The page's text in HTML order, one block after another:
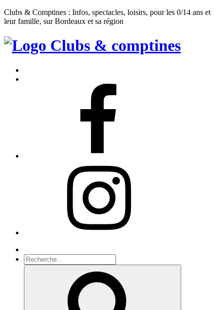
Clubs & Comptines : Infos, spectacles, loisirs, pour les 0/14 ans et
leur famille, sur Bordeaux et sa région
Clubs
Comptines
Recherche
pour